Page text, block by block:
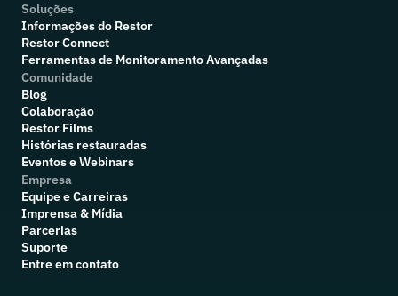
Soluções
Informações do Restor
Restor Connect
Ferramentas de Monitoramento Avançadas
Comunidade
Blog
Colaboração
Restor Films
Histórias restauradas
Eventos e Webinars
Empresa
Equipe e Carreiras
Imprensa & Mídia
Parcerias
Suporte
Entre em contato